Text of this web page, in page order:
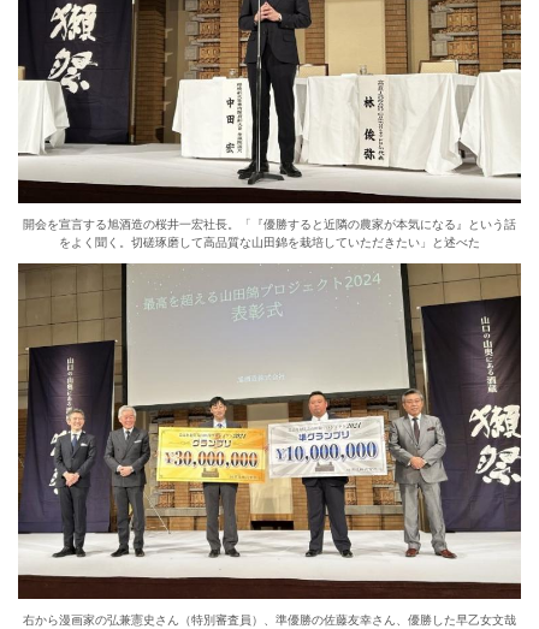
開会を宣言する旭酒造の桜井一宏社長。「『優勝すると近隣の農家が本気になる』という話
をよく聞く。切磋琢磨して高品質な山田錦を栽培していただきたい」と述べた
右から漫画家の弘兼憲史さん（特別審査員）、準優勝の佐藤友幸さん、優勝した早乙女文哉